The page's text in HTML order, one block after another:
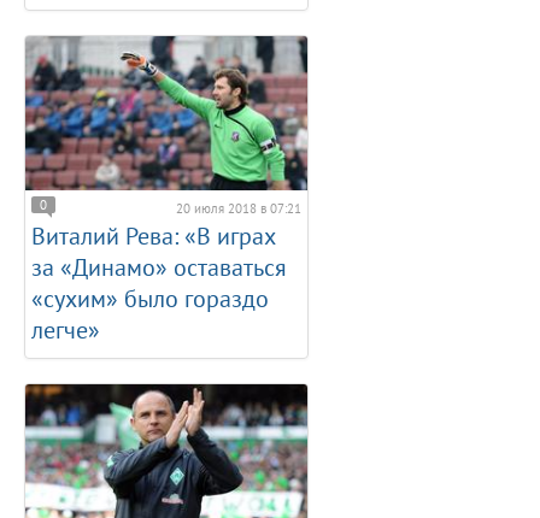
0 20 июля 2018 в 07:21
Виталий Рева: «В играх
за «Динамо» оставаться
«сухим» было гораздо
легче»